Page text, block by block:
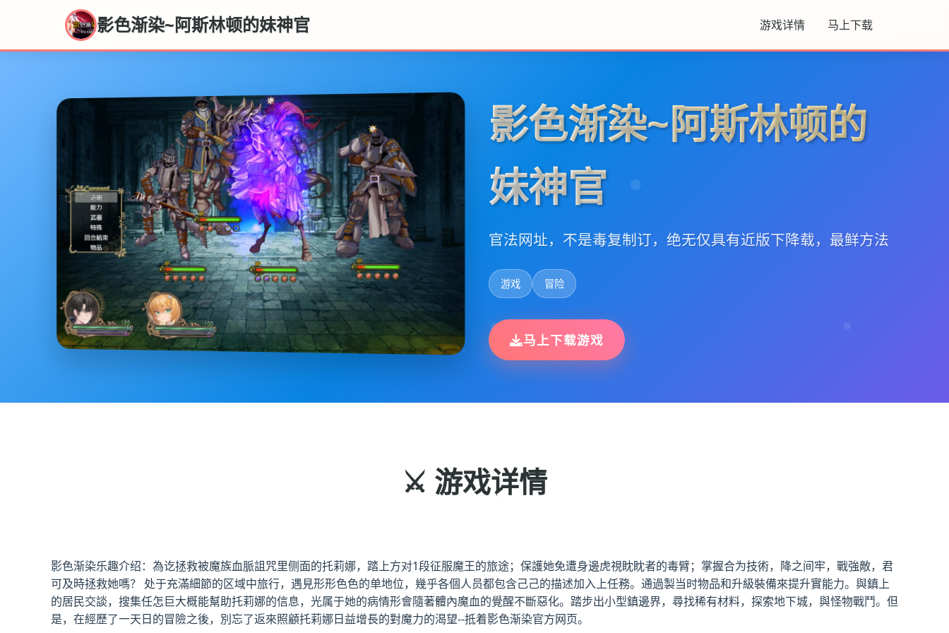
影色渐染~阿斯林顿的妹神官 游戏详情 马上下载
影色渐染~阿斯林顿的
妹神官
官法网址，不是毒复制订，绝无仅具有近版下降载，最鲜方法
游戏 冒险
马上下载游戏
⚔️ 游戏详情
影色渐染乐趣介绍：為讫拯救被魔族血脈詛咒里侧面的托莉娜，踏上方对1段征服魔王的旅途；保護她免遭身邊虎視眈眈者的毒臂；掌握合为技術，降之间牢，戰強敵，君
可及時拯救她嗎？ 处于充滿細節的区域中旅行，遇見形形色色的单地位，幾乎各個人员都包含己己的描述加入上任務。通過製当时物品和升級裝備來提升實能力。與鎮上
的居民交談，搜集任怎巨大概能幫助托莉娜的信息，光属于她的病情形會隨著體內魔血的覺醒不斷惡化。踏步出小型鎮邊界，尋找稀有材料，探索地下城，與怪物戰鬥。但
是，在經歷了一天日的冒險之後，別忘了返來照顧托莉娜日益增長的對魔力的渴望--抵着影色渐染官方网页。